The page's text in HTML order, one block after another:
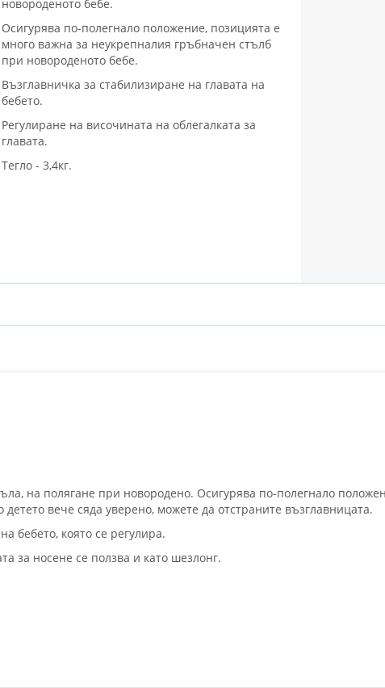
новороденото бебе.
Осигурява по-полегнало положение, позицията е
много важна за неукрепналия гръбначен стълб
при новороденото бебе.
Възглавничка за стабилизиране на главата на
бебето.
Регулиране на височината на облегалката за
главата.
Тегло - 3,4кг.
на полягане при новородено. Осигурява по-полегнало
вече сяда уверено, можете да отстраните възглавницата.
бебето, която се регулира.
за носене се ползва и като шезлонг.